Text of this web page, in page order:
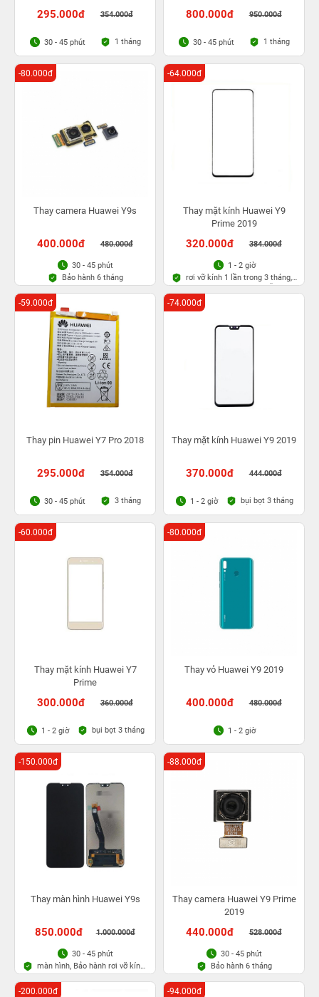
295.000đ 354.000đ
30 - 45 phút 1 tháng
800.000đ 950.000đ
30 - 45 phút 1 tháng
Thay camera Huawei Y9s
400.000đ 480.000đ
-80.000đ
30 - 45 phút
Bảo hành 6 tháng
Thay mặt kính Huawei Y9
Prime 2019
320.000đ 384.000đ
-64.000đ
1 - 2 giờ
rơi vỡ kính 1 lần trong 3 tháng,
Bảo hành bụi bọt vĩnh viễn
Thay pin Huawei Y7 Pro 2018
295.000đ 354.000đ
-59.000đ
30 - 45 phút 3 tháng
Thay mặt kính Huawei Y9 2019
370.000đ 444.000đ
-74.000đ
1 - 2 giờ bụi bọt 3 tháng
Thay mặt kính Huawei Y7
Prime
300.000đ 360.000đ
-60.000đ
1 - 2 giờ bụi bọt 3 tháng
Thay vỏ Huawei Y9 2019
400.000đ 480.000đ
-80.000đ
1 - 2 giờ
Thay màn hình Huawei Y9s
850.000đ 1.000.000đ
-150.000đ
30 - 45 phút
màn hình, Bảo hành rơi vỡ kính
1 lần trong 3 tháng
Thay camera Huawei Y9 Prime
2019
440.000đ 528.000đ
-88.000đ
30 - 45 phút
Bảo hành 6 tháng
-200.000đ -94.000đ